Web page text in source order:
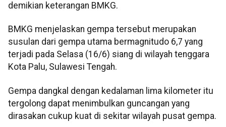
demikian keterangan BMKG.
BMKG menjelaskan gempa tersebut merupakan
susulan dari gempa utama bermagnitudo 6,7 yang
terjadi pada Selasa (16/6) siang di wilayah tenggara
Kota Palu, Sulawesi Tengah.
Gempa dangkal dengan kedalaman lima kilometer itu
tergolong dapat menimbulkan guncangan yang
dirasakan cukup kuat di sekitar wilayah pusat gempa.